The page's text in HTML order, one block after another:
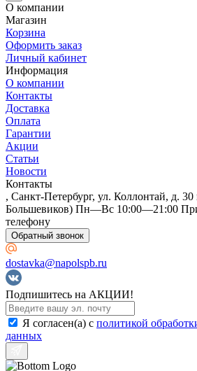
О компании
Магазин
Корзина
Оформить заказ
Личный кабинет
Информация
О компании
Контакты
Доставка
Оплата
Гарантии
Акции
Статьи
Новости
Контакты
, Санкт-Петербург, ул. Коллонтай, д.
Большевиков) Пн—Вс 10:00—21:00
телефону
Обратный звонок
dostavka@napolspb.ru
Подпишитесь на АКЦИИ!
Я согласен(a) с политикой
данных